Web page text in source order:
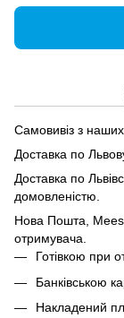
Самовивіз з
Доставка по
Доставка по
домовленістю.
Нова Пошта,
отримувача.
Готівкою при
Банківською
Накладений